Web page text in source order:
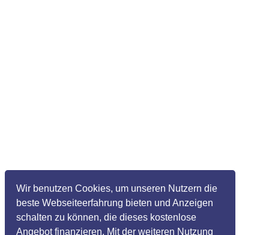
Wir benutzen Cookies, um unseren Nutzern die
beste Webseiteerfahrung bieten und Anzeigen
schalten zu können, die dieses kostenlose
Angebot finanzieren. Mit der weiteren Nutzung